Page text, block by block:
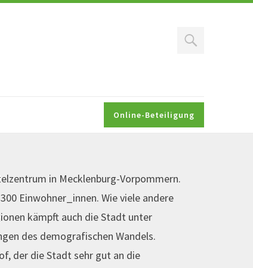
Online-Beteiligung
in Mecklenburg-Vorpommern.
Einwohner_innen. Wie viele andere
kämpft auch die Stadt unter
des demografischen Wandels.
der die Stadt sehr gut an die